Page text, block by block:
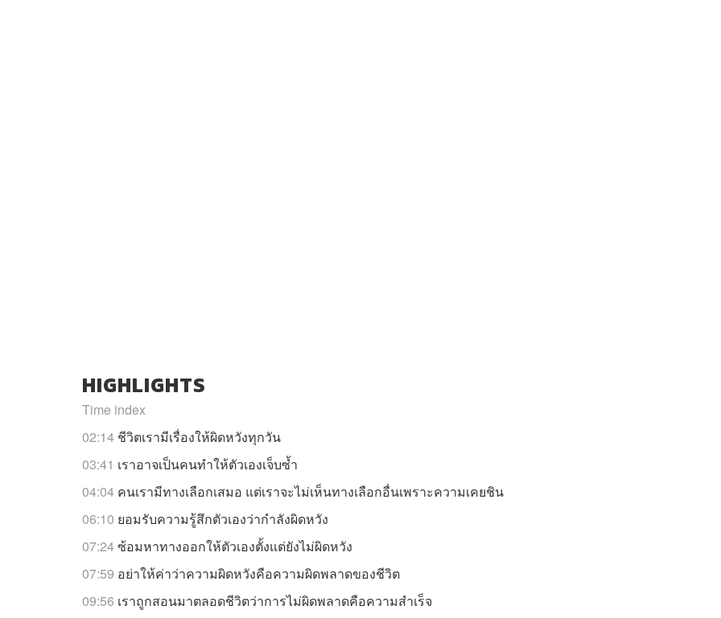
HIGHLIGHTS
Time index
02:14 ชีวิตเรามีเรื่องให้ผิดหวังทุกวัน
03:41 เราอาจเป็นคนทำให้ตัวเองเจ็บซ้ำ
04:04 คนเรามีทางเลือกเสมอ แต่เราจะไม่เห็นทางเลือกอื่นเพราะความเคยชิน
06:10 ยอมรับความรู้สึกตัวเองว่ากำลังผิดหวัง
07:24ซ้อมหาทางออกให้ตัวเองตั้งแต่ยังไม่ผิดหวัง
07:59 อย่าให้ค่าว่าความผิดหวังคือความผิดพลาดของชีวิต
09:56 เราถูกสอนมาตลอดชีวิตว่าการไม่ผิดพลาดคือความสำเร็จ